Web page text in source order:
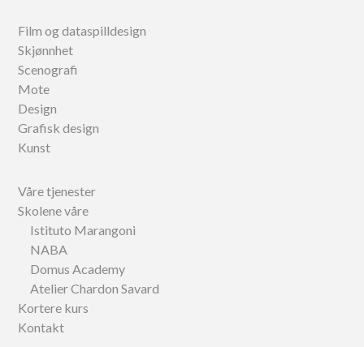
Film og dataspilldesign
Skjønnhet
Scenografi
Mote
Design
Grafisk design
Kunst
Våre tjenester
Skolene våre
Istituto Marangoni
NABA
Domus Academy
Atelier Chardon Savard
Kortere kurs
Kontakt